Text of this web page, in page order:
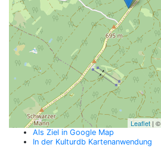
Leaflet | ©
Als Ziel in Google Map
In der Kulturdb Kartenanwendung